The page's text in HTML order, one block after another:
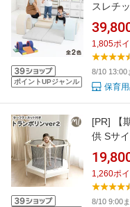
ポイントUPジャンル
スレチ
ブロッ
大型遊
ッズコ
1,805ポ
8/10 13:00
保育
[PR]
供 Sサ
ーフテ
運動 手
ネ ばね
1,260ポ
8/10 9:00